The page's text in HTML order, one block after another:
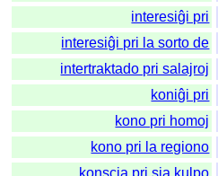
interesiĝi pri
interesiĝi pri la sorto de
intertraktado pri salajroj
koniĝi pri
kono pri homoj
kono pri la regiono